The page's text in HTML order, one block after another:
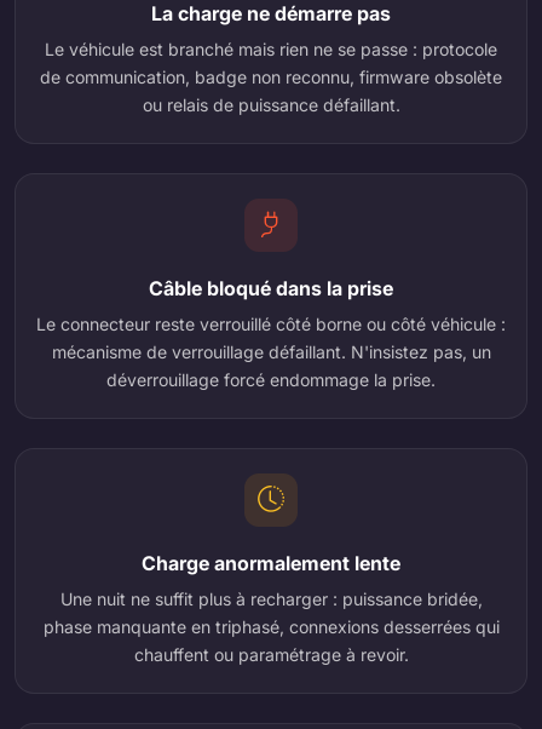
La charge ne démarre pas
Le véhicule est branché mais rien ne se passe : protocole
de communication, badge non reconnu, firmware obsolète
ou relais de puissance défaillant.
Câble bloqué dans la prise
Le connecteur reste verrouillé côté borne ou côté véhicule :
mécanisme de verrouillage défaillant. N'insistez pas, un
déverrouillage forcé endommage la prise.
Charge anormalement lente
Une nuit ne suffit plus à recharger : puissance bridée,
phase manquante en triphasé, connexions desserrées qui
chauffent ou paramétrage à revoir.